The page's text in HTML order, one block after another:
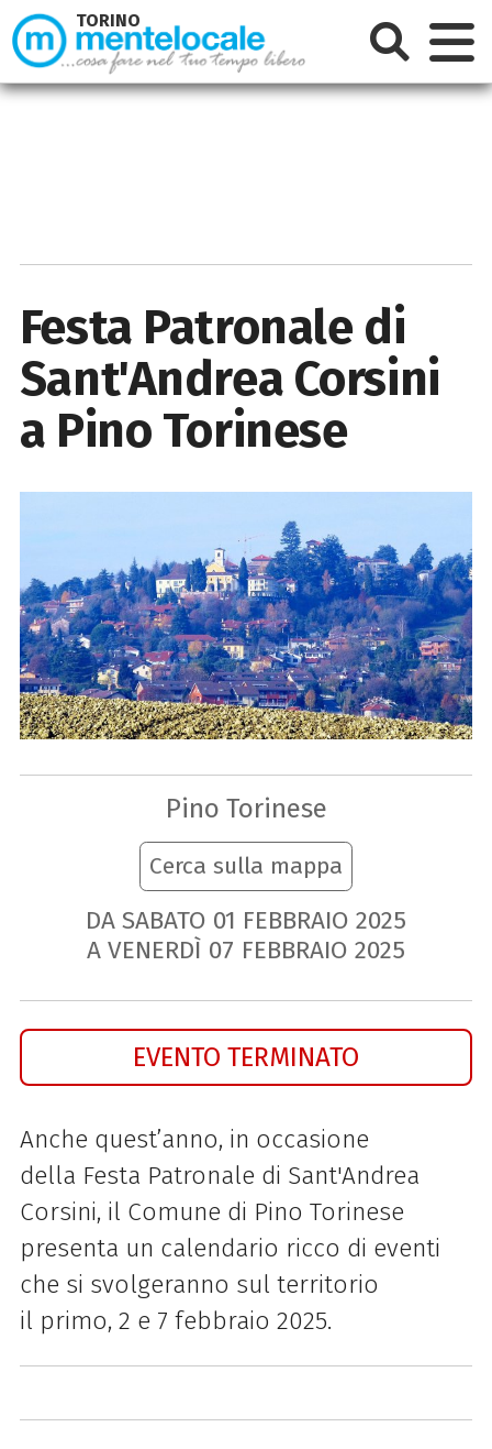
Festa Patronale di
Sant'Andrea Corsini
a Pino Torinese
Pino Torinese
Cerca sulla mappa
DA SABATO 01 FEBBRAIO 2025
A VENERDÌ 07 FEBBRAIO 2025
EVENTO TERMINATO
Anche quest’anno, in occasione
della Festa Patronale di Sant'Andrea
Corsini, il Comune di Pino Torinese
presenta un calendario ricco di eventi
che si svolgeranno sul territorio
il primo, 2 e 7 febbraio 2025.
TORINO